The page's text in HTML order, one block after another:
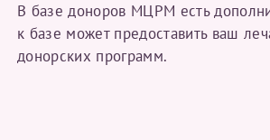
В базе доноров МЦРМ есть
к базе может предоставить ваш
донорских программ.
Электронная почта*
Я
Вы можете оформить справку как
своим родителям).